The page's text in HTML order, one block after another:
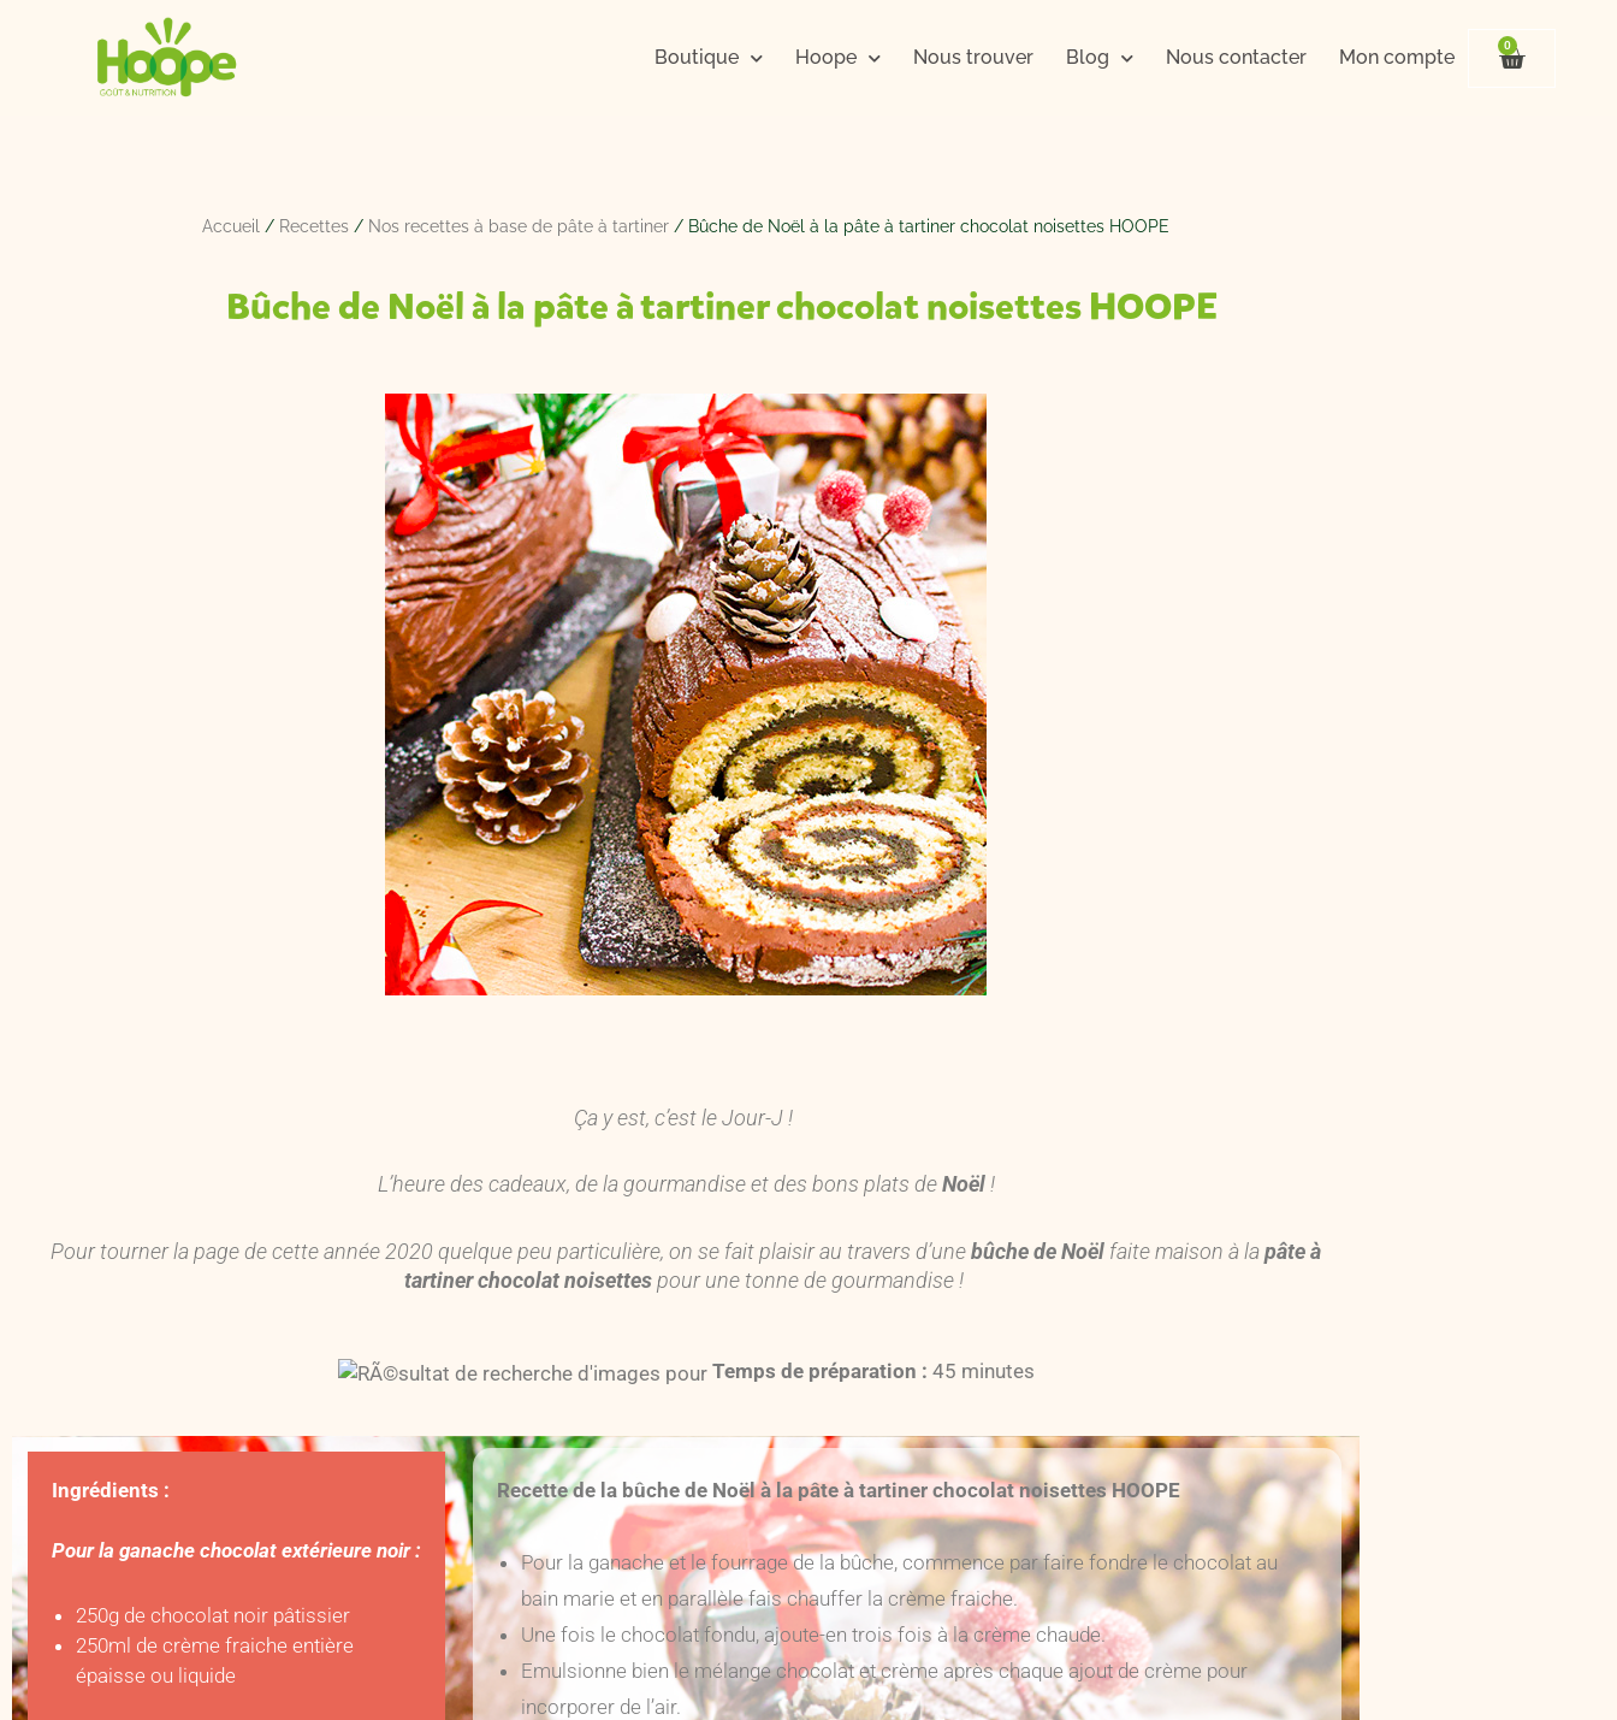
Boutique Hoope Nous trouver Blog Nous contacter Mon compte
0
Panier
Accueil / Recettes / Nos recettes à base de pâte à tartiner / Bûche de Noël à la pâte à tartiner chocolat noisettes HOOPE
Bûche de Noël à la pâte à tartiner chocolat noisettes HOOPE
Ça y est, c’est le Jour-J !
L’heure des cadeaux, de la gourmandise et des bons plats deNoël!
Pour tourner la page de cette année 2020 quelque peu particulière, on se fait plaisir au travers d’unebûche deNoël faite maison à lapâte à
tartiner chocolat noisettespour une tonne de gourmandise !
Temps de préparation : 45 minutes
Ingrédients :
Pour la ganache chocolat extérieure noir :
250g de chocolat noir pâtissier
250ml de crème fraiche entière
épaisse ou liquide
Recette de la bûche de Noël à la pâte à tartiner chocolat noisettes HOOPE
Pour la ganache et le fourrage de la bûche, commence par faire fondre le chocolat au
bain marie et en parallèle fais chauffer la crème fraiche.
Une fois le chocolat fondu, ajoute-en trois fois à la crème chaude.
Emulsionne bien le mélange chocolat et crème après chaque ajout de crème pour
incorporer de l’air.